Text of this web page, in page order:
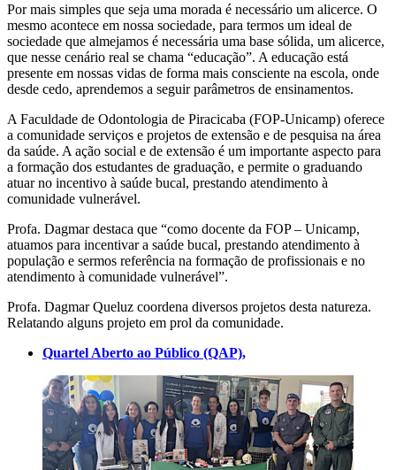
Por mais simples que seja uma morada é necessário um alicerce. O
mesmo acontece em nossa sociedade, para termos um ideal de
sociedade que almejamos é necessária uma base sólida, um alicerce,
que nesse cenário real se chama “educação”. A educação está
presente em nossas vidas de forma mais consciente na escola, onde
desde cedo, aprendemos a seguir parâmetros de ensinamentos.
A Faculdade de Odontologia de Piracicaba (FOP-Unicamp) oferece
a comunidade serviços e projetos de extensão e de pesquisa na área
da saúde. A ação social e de extensão é um importante aspecto para
a formação dos estudantes de graduação, e permite o graduando
atuar no incentivo à saúde bucal, prestando atendimento à
comunidade vulnerável.
Profa. Dagmar destaca que “como docente da FOP – Unicamp,
atuamos para incentivar a saúde bucal, prestando atendimento à
população e sermos referência na formação de profissionais e no
atendimento à comunidade vulnerável”.
Profa. Dagmar Queluz coordena diversos projetos desta natureza.
Relatando alguns projeto em prol da comunidade.
Quartel Aberto ao Público (QAP),